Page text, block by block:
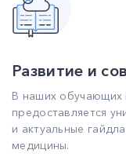
Развитие и
В наших обучающих
предоставляется
и актуальные
медицины.